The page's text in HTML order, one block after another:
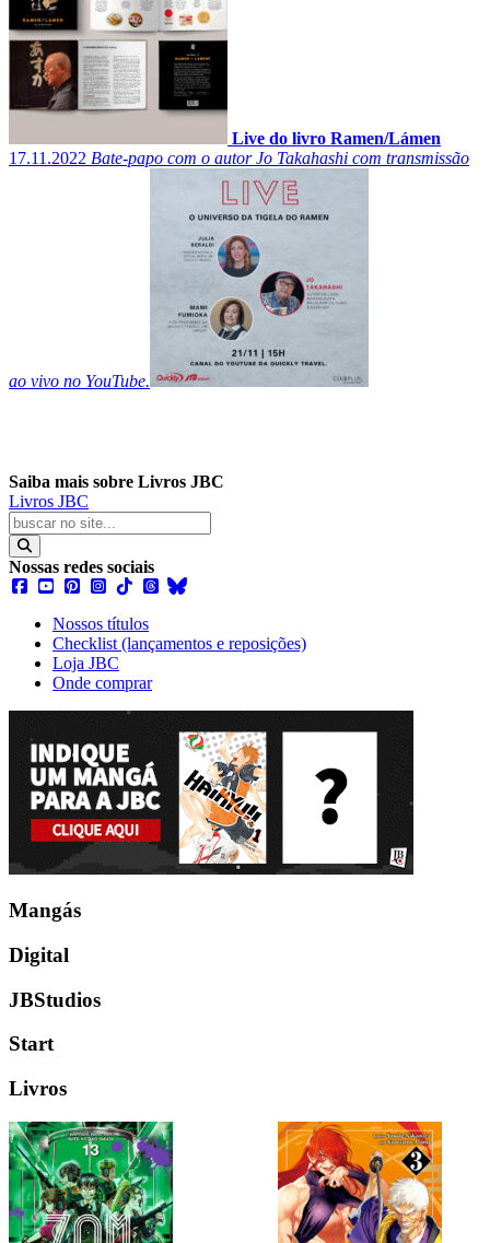
Live do livro Ramen/Lámen
17.11.2022 Bate-papo com o autor Jo Takahashi com transmissão
ao vivo no YouTube.
Saiba mais sobre Livros JBC
Livros JBC
Nossas redes sociais
Nossos títulos
Checklist (lançamentos e reposições)
Loja JBC
Onde comprar
Mangás
Digital
JBStudios
Start
Livros